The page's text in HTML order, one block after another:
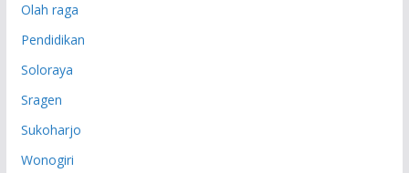
Olah raga
Pendidikan
Soloraya
Sragen
Sukoharjo
Wonogiri